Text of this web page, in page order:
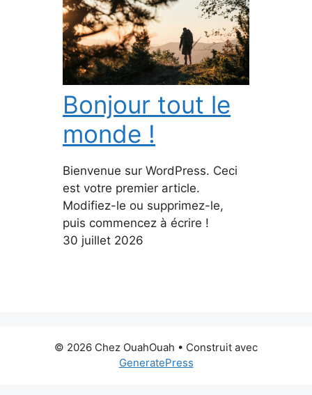
Bonjour tout le
monde !
Bienvenue sur WordPress. Ceci
est votre premier article.
Modifiez-le ou supprimez-le,
puis commencez à écrire !
30 juillet 2026
© 2026 Chez OuahOuah • Construit avec
GeneratePress